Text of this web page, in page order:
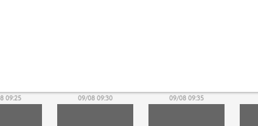
09:25 09/08 09:30 09/08 09:35